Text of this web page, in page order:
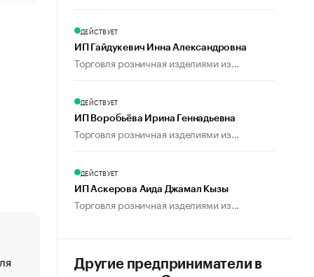
«От спорта тело стареет иначе». Как живет глава
ДЕЙСТВУЕТ
ИП Гайдукевич Инна Александровна
Торговля розничная изделиями из...
ДЕЙСТВУЕТ
ИП Воробьёва Ирина Геннадьевна
Торговля розничная изделиями из...
ДЕЙСТВУЕТ
ИП Аскерова Аида Джамал Кызы
Торговля розничная изделиями из...
Другие предприниматели в